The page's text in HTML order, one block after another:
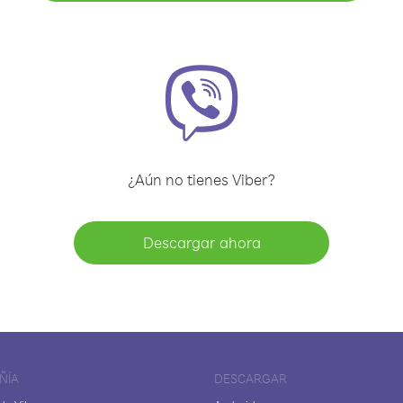
¿Aún no tienes Viber?
Descargar ahora
DESCARGAR